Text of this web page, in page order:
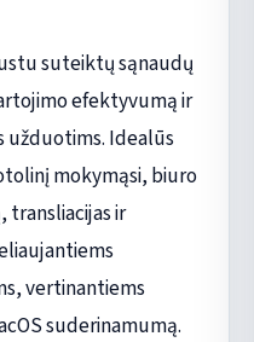
suteiktų sąnaudų
efektyvumą ir
užduotims. Idealūs
mokymąsi, biuro
transliacijas ir
vertinantiems
suderinamumą.